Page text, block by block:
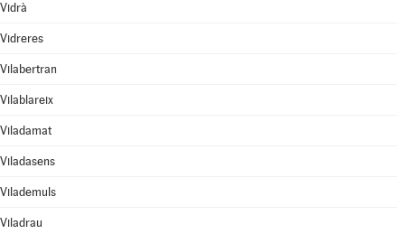
Vidrà
Vidreres
Vilabertran
Vilablareix
Viladamat
Viladasens
Vilademuls
Viladrau